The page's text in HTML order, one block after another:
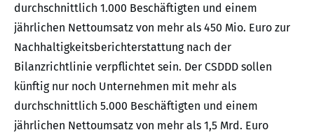
durchschnittlich 1.000 Beschäftigten und einem
jährlichen Nettoumsatz von mehr als 450 Mio. Euro zur
Nachhaltigkeitsberichterstattung nach der
Bilanzrichtlinie verpflichtet sein. Der CSDDD sollen
künftig nur noch Unternehmen mit mehr als
durchschnittlich 5.000 Beschäftigten und einem
jährlichen Nettoumsatz von mehr als 1,5 Mrd. Euro